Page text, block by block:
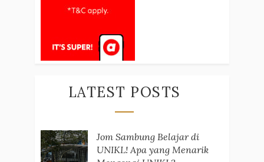
LATEST POSTS
Jom Sambung Belajar di
UNIKL! Apa yang Menarik